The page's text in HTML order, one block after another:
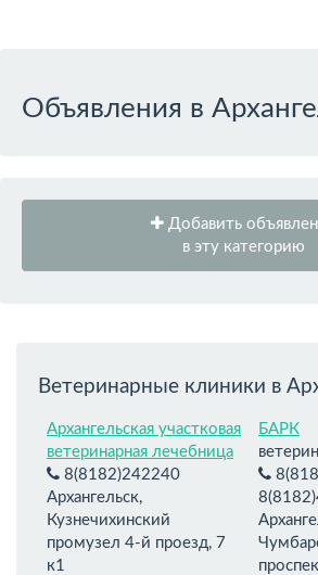
Объявления в
Добавить
в эту категорию
Ветеринарные клиники в
Архангельская участковая
ветеринарная лечебница
8(8182)242240
Архангельск,
Кузнечихинский
промузел 4-й проезд, 7
к1
БАРК